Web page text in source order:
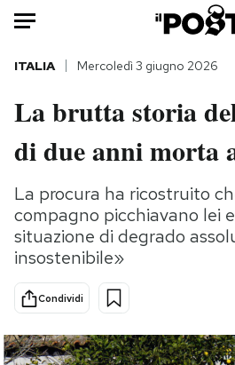
Auto
HOME
Italia
Politica
Tecnologia
Internet
Cultura
Sport
ITALIA Mercoledì 3 giugno 2026
La brutta storia
di due anni morta
La procura ha ricostruito
compagno picchiavano lei
situazione di degrado
insostenibile»
Condividi